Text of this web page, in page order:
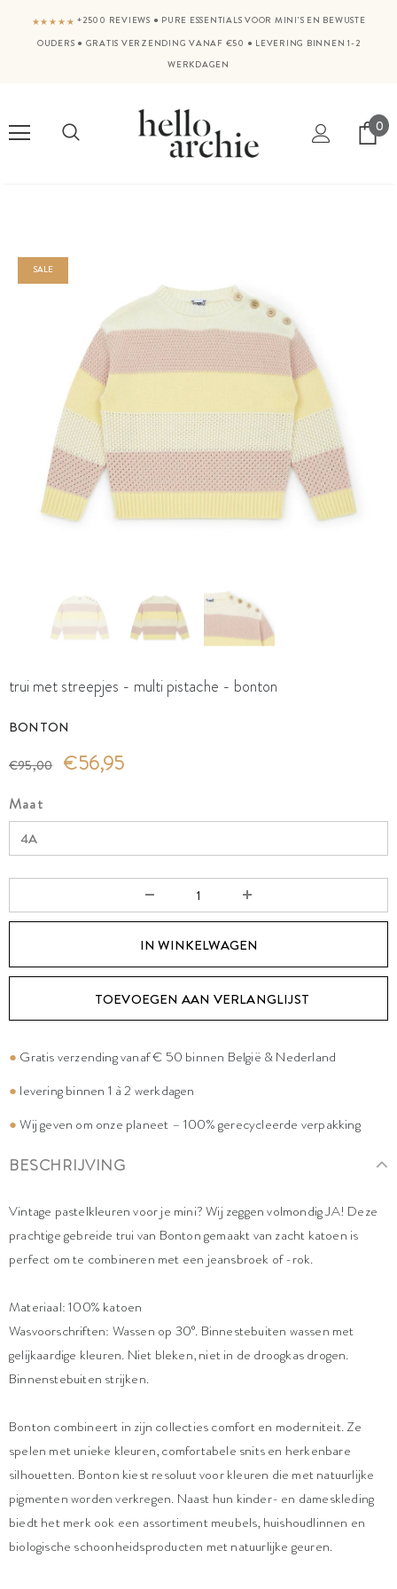
★★★★★ +2500 REVIEWS ● PURE ESSENTIALS VOOR MINI'S EN BEWUSTE
OUDERS ● GRATIS VERZENDING VANAF €50 ● LEVERING BINNEN 1-2
WERKDAGEN
0
SALE
trui met streepjes - multi pistache - bonton
BONTON
€95,00 €56,95
Maat
TOEVOEGEN AAN VERLANGLIJST
● Gratis verzending vanaf € 50 binnen België & Nederland
● levering binnen 1 à 2 werkdagen
●Wij geven om onze planeet – 100% gerecycleerde verpakking
BESCHRIJVING
Vintage pastelkleuren voor je mini? Wij zeggen volmondig JA! Deze
prachtige gebreide trui van Bonton gemaakt van zacht katoen is
perfect om te combineren met een jeansbroek of -rok.
Materiaal: 100% katoen
Wasvoorschriften: Wassen op 30°. Binnestebuiten wassen met
gelijkaardige kleuren. Niet bleken, niet in de droogkas drogen.
Binnenstebuiten strijken.
Bonton combineert in zijn collecties comfort en moderniteit. Ze
spelen met unieke kleuren, comfortabele snits en herkenbare
silhouetten. Bonton kiest resoluut voor kleuren die met natuurlijke
pigmenten worden verkregen. Naast hun kinder- en dameskleding
biedt het merk ook een assortiment meubels, huishoudlinnen en
biologische schoonheidsproducten met natuurlijke geuren.